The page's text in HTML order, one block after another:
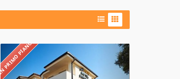
IN PRIMO PIANO Parco
Blu